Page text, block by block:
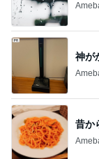
神が
昔か